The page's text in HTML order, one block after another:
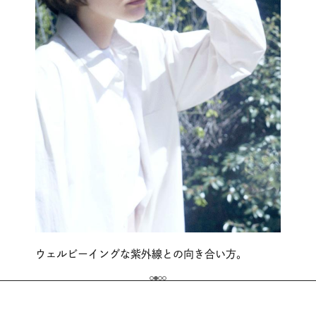
ウェルビーイングな紫外線との向き合い方。